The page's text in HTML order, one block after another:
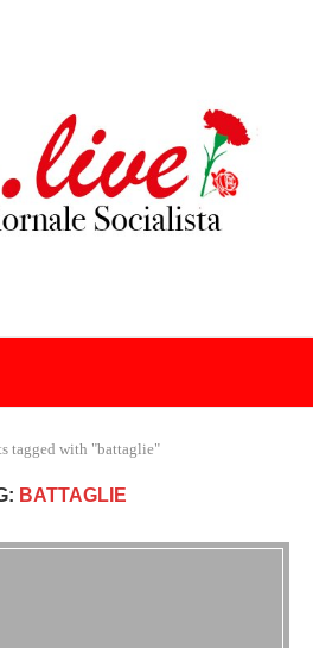
tagged with "battaglie"
BATTAGLIE